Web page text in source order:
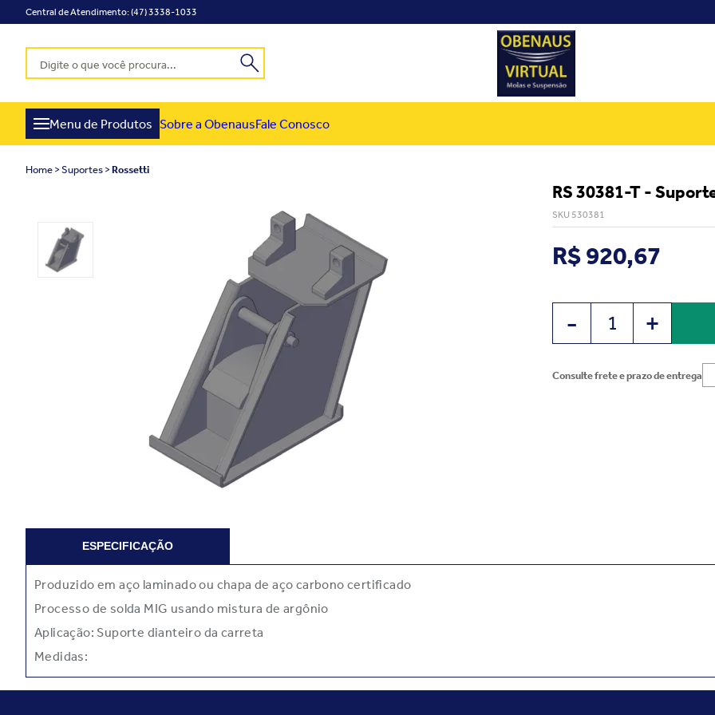
Central de Atendimento: (47) 3338-1033
Menu de Produtos Sobre a ObenausFale Conosco
Home Suportes Rossetti
RS 30381-T -
SKU 530381
R$ 920,67
- +
Consulte frete e prazo de entrega
ESPECIFICAÇÃO
Produzido em aço laminado ou chapa de aço carbono certificado
Processo de solda MIG usando mistura de argônio
Aplicação: Suporte dianteiro da carreta
Medidas: